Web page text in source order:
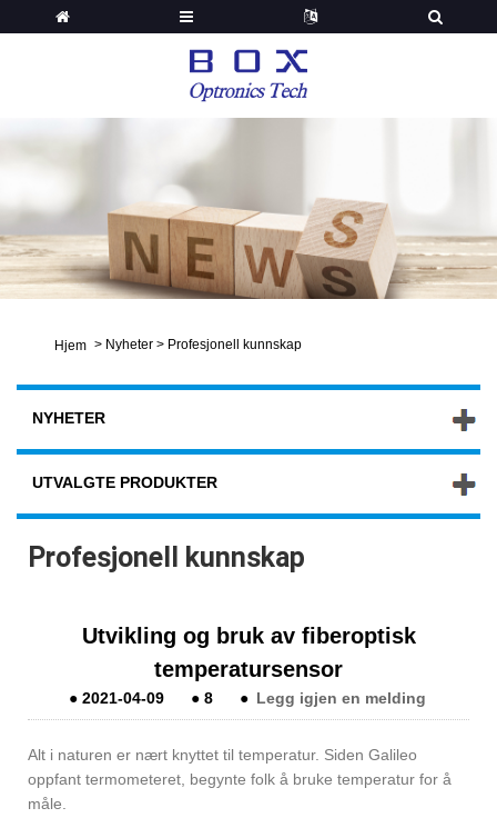
Hjem > Nyheter > Profesjonell kunnskap
NYHETER
UTVALGTE PRODUKTER
Profesjonell kunnskap
Utvikling og bruk av fiberoptisk
temperatursensor
● 2021-04-09 ● 8 ● Legg igjen en melding
Alt i naturen er nært knyttet til temperatur. Siden Galileo
oppfant termometeret, begynte folk å bruke temperatur for å
måle.